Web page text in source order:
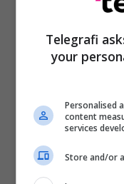
Telegrafi
your
Personalised
content
services
Store and/or